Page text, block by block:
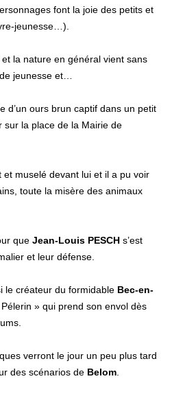
font la joie des petits et
jeunesse…).
la nature en général vient sans
jeunesse et…
d’un ours brun captif dans un petit
sur la place de la Mairie de
muselé devant lui et il a pu voir
toute la misère des animaux
queJean-Louis PESCHs’est
et leur défense.
le créateur du formidable Bec-en-
» qui prend son envol dès
verront le jour un peu plus tard
des scénarios de Belom